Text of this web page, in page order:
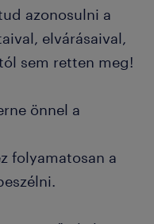
azonosulni a
elvárásaival,
sem retten meg!
önnel a
folyamatosan a